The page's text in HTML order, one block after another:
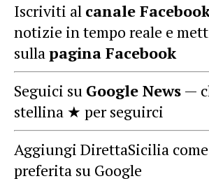
Iscriviti al canale
notizie in tempo reale e
sullapagina Facebook
Seguici su Google News —
stellina ★ per seguirci
Aggiungi DirettaSicilia
preferita su Google